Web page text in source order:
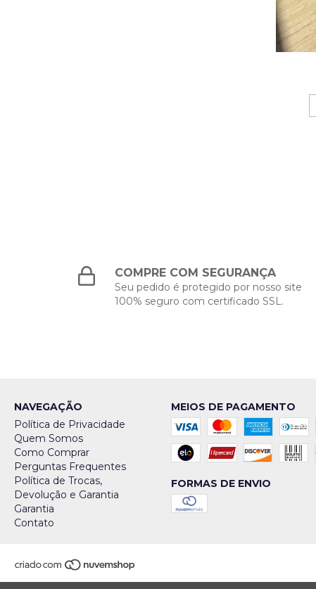
COMPRE COM SEGURANÇA
Seu pedido é protegido por nosso site
100% seguro com certificado SSL.
NAVEGAÇÃO
Política de Privacidade
Quem Somos
Como Comprar
Perguntas Frequentes
Política de Trocas,
Devolução e Garantia
Garantia
Contato
MEIOS DE PAGAMENTO
FORMAS DE ENVIO